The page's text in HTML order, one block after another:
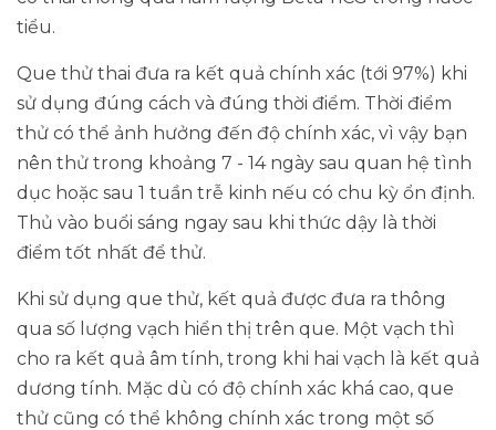
tiểu.
Que thử thai đưa ra kết quả chính xác (tới 97%) khi
sử dụng đúng cách và đúng thời điểm. Thời điểm
thử có thể ảnh hưởng đến độ chính xác, vì vậy bạn
nên thử trong khoảng 7 - 14 ngày sau quan hệ tình
dục hoặc sau 1 tuần trễ kinh nếu có chu kỳ ổn định.
Thủ vào buổi sáng ngay sau khi thức dậy là thời
điểm tốt nhất để thử.
Khi sử dụng que thử, kết quả được đưa ra thông
qua số lượng vạch hiển thị trên que. Một vạch thì
cho ra kết quả âm tính, trong khi hai vạch là kết quả
dương tính. Mặc dù có độ chính xác khá cao, que
thử cũng có thể không chính xác trong một số